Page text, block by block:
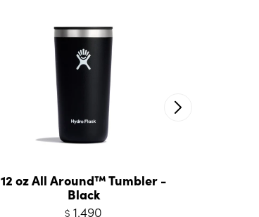
12 oz All Around™ Tumbler -
Black
$ 1.490